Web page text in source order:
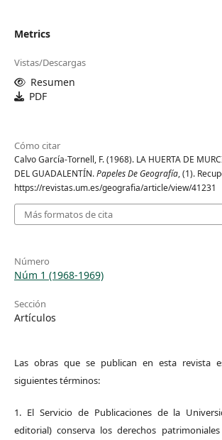
Metrics
Vistas/Descargas
Resumen
PDF
Cómo citar
Calvo García-Tornell, F. (1968). LA HUERTA DE
DEL GUADALENTÍN.Papeles De Geografía, (1).
https://revistas.um.es/geografia/article/view/41231
Más formatos de cita
Número
Núm 1 (1968-1969)
Sección
Artículos
Las obras que se publican en esta revista
siguientes términos:
1. El Servicio de Publicaciones de la
editorial) conserva los derechos